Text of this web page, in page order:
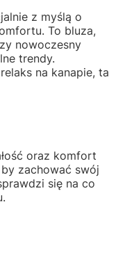
z myślą o
To bluza,
nowoczesny
trendy.
na kanapie, ta
oraz komfort
zachować swój
się na co